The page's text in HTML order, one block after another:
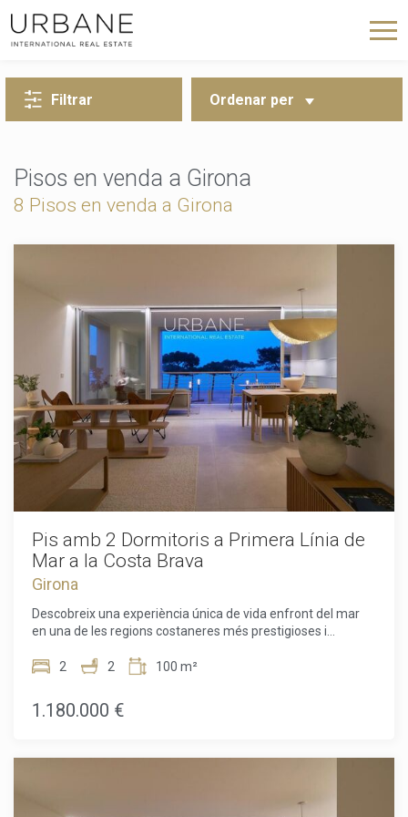
Filtrar Ordenar per
Pisos en venda a Girona
8 Pisos en venda a Girona
Pis amb 2 Dormitoris a Primera Línia de
Mar a la Costa Brava
Girona
Descobreix una experiència única de vida enfront del mar
en una de les regions costaneres més prestigioses i
a primera línia ofereix vistes ininterrompudes de la
ubicació envejable es combinen per crear una llar
veritablement especial. Dissenyat per l'aclamat arquitecte
amb dos amplis dormitoris i dos banys elegantment
2 2 100 m²
1.180.000 €